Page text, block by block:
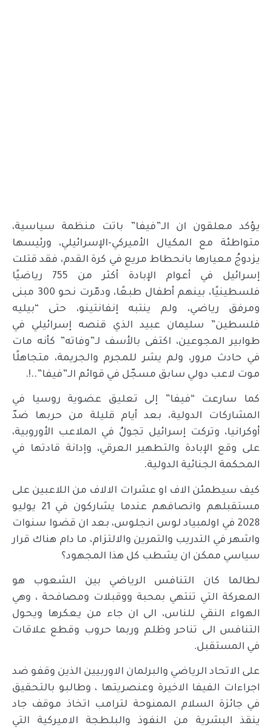
يؤكد معلقون ان الـ”فيفا” باتت منظمة سياسية،
متواطئة مع المكيال الأميركي-الإسرائيلي، ورئيسها
يزدوجُ معيارها بانحطاط مريع في كرة القدم، فقد قتلت
إسرائيل في أعوام الإبادة أكثر من 755 رياضيًا
فلسطينيًا، بينهم أطفال طبعًا، ودمّرت نحو 300 مبنى
ومرفق رياضي، ولم ينتبه إنفانتينو، حتى “بيليه
فلسطين” سليمان عبيد الذي قنصه إسرائيلي في
طوابير المجوعين، اكتفى بالأسف لـ”وفاته” كأنه مات
في حادث مرور، ولم يشر للمجرم والجريمة، متجاهلًا
موت لاعب دولي سابق مسجّل في قوائم الـ”فيفا”..!.
كما سارعت “فيفا” إلى تعليق عضوية روسيا في
المشاركات الدولية، بعد أيام قليلة من حربها ضدّ
أوكرانيا، وتركت إسرائيل تجولُ في الملاعب الأوروبية،
على وقع الإبادة والتطهير العرقي، وإدانة قادتها في
المحكمة الجنائية الدولية.
كيف سيطمئن الاف او عشرات الالاف من اللاعبين على
مستقبلهم وانصافهم عندما يشاركون في 21 يوليو
2028 في اولمبياد لوس انجلوس، بعد ان قضوا سنوات
واشهر في التدريب والتمرين والالتزام، ما دام هناك قرار
سياسي ممكن ان يشطب كل هذا المجهود؟
لطالما كان التنافس الرياضي بين الشعوب هو
المعركة التي تنتهي بمحبة ووقبلات ومصافحة ، وهي
الهواء النقي للناس، الى ان جاء من يعكرها ويحول
التنافس الى تناحر وظلم وربما حروب وقطع علاقات
في المستقبل.
على الاتحاد الرياضي والبرلمان الاوربيين الذين وقفو ضد
اجراءات الفيفا الاخيرة وعنصريتها ، وطالبو بالتحقيق
في جائزة السلام الممنوحة لترامب اتخاذ موقف جاد
ينقذ البشرية من النفوذ والبلطجة الاميركية التي